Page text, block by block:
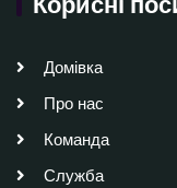
Корисні
Домівка
Про нас
Команда
Служба